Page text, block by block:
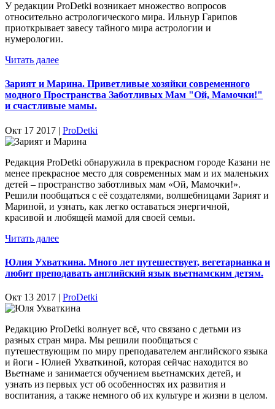
У редакции ProDetki возникает множество вопросов
относительно астрологического мира. Ильнур Гарипов
приоткрывает завесу тайного мира астрологии и
нумерологии.
Читать далее
Зарият и Марина. Приветливые хозяйки современного
модного Пространства Заботливых Мам "Ой, Мамочки!"
и счастливые мамы.
Окт 17 2017 | ProDetki
Редакция ProDetki обнаружила в прекрасном городе Казани не
менее прекрасное место для современных мам и их маленьких
детей – пространство заботливых мам «Ой, Мамочки!».
Решили пообщаться с её создателями, волшебницами Зарият и
Мариной, и узнать, как легко оставаться энергичной,
красивой и любящей мамой для своей семьи.
Читать далее
Юлия Ухваткина. Много лет путешествует, вегетарианка и
любит преподавать английский язык вьетнамским детям.
Окт 13 2017 | ProDetki
Редакцию ProDetki волнует всё, что связано с детьми из
разных стран мира. Мы решили пообщаться с
путешествующим по миру преподавателем английского языка
и йоги - Юлией Ухваткиной, которая сейчас находится во
Вьетнаме и занимается обучением вьетнамских детей, и
узнать из первых уст об особенностях их развития и
воспитания, а также немного об их культуре и жизни в целом.